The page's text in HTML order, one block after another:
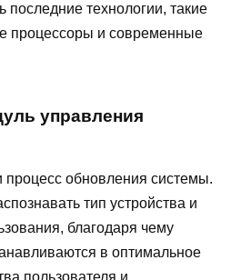
последние технологии, такие
процессоры и современные
управления
процесс обновления системы.
тип устройства и
благодаря чему
в оптимальное
пользователя и